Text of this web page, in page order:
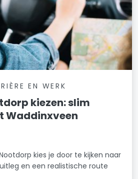
EN WERK
kiezen: slim
Waddinxveen
kies je door te kijken naar
en een realistische route